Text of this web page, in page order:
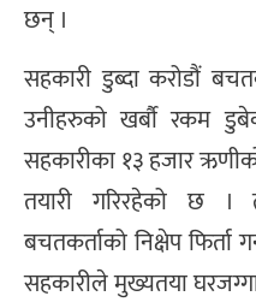
छन् ।
सहकारी डुब्दा करोडौं
उनीहरुको खर्बौ रकम
सहकारीका १३ हजार
तयारी गरिरहेको छ ।
बचतकर्ताको निक्षेप फिर्ता
सहकारीले मुख्यतया